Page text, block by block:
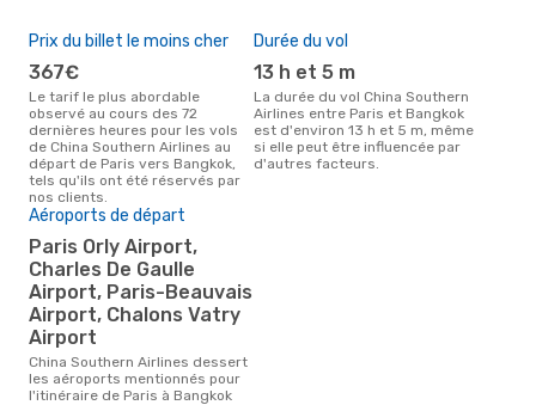
Prix du billet le moins cher
367€
Le tarif le plus abordable
observé au cours des 72
dernières heures pour les vols
de China Southern Airlines au
départ de Paris vers Bangkok,
tels qu'ils ont été réservés par
nos clients.
Durée du vol
13 h et 5 m
La durée du vol China Southern
Airlines entre Paris et Bangkok
est d'environ 13 h et 5 m, même
si elle peut être influencée par
d'autres facteurs.
Aéroports de départ
Paris Orly Airport,
Charles De Gaulle
Airport, Paris-Beauvais
Airport, Chalons Vatry
Airport
China Southern Airlines dessert
les aéroports mentionnés pour
l'itinéraire de Paris à Bangkok